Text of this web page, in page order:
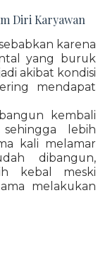
Diri Karyawan
karena
yang buruk
akibat kondisi
mendapat
kembali
lebih
kali melamar
dibangun,
kebal meski
melakukan